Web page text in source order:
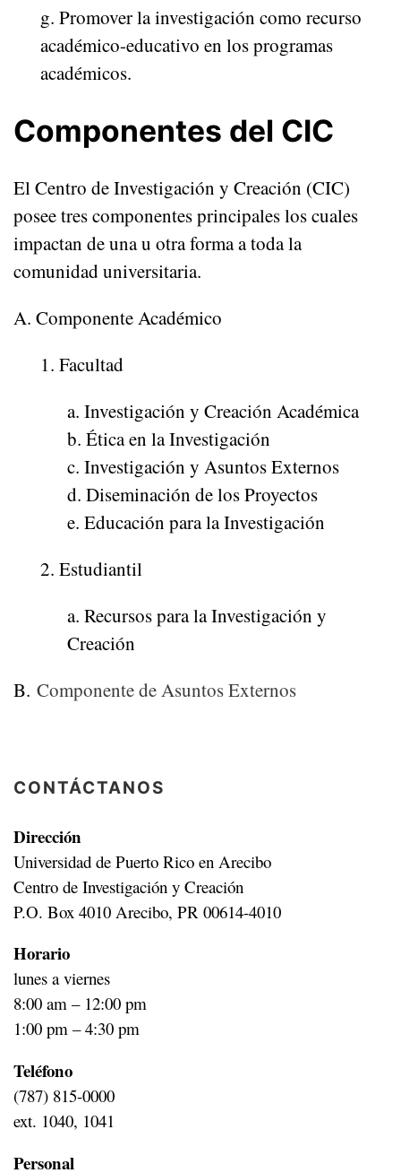
g. Promover la investigación como recurso
académico-educativo en los programas
académicos.
Componentes del CIC
El Centro de Investigación y Creación (CIC)
posee tres componentes principales los cuales
impactan de una u otra forma a toda la
comunidad universitaria.
A. Componente Académico
1. Facultad
a. Investigación y Creación Académica
b. Ética en la Investigación
c. Investigación y Asuntos Externos
d. Diseminación de los Proyectos
e. Educación para la Investigación
2. Estudiantil
a. Recursos para la Investigación y
Creación
B. Componente de Asuntos Externos
CONTÁCTANOS
Dirección
Universidad de Puerto Rico en Arecibo
Centro de Investigación y Creación
P.O. Box 4010 Arecibo, PR 00614-4010
Horario
lunes a viernes
8:00 am – 12:00 pm
1:00 pm – 4:30 pm
Teléfono
(787) 815-0000
ext. 1040, 1041
Personal